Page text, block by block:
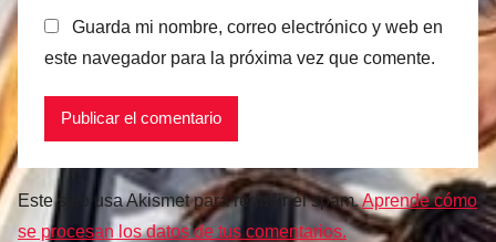
Guarda mi nombre, correo electrónico y web en
este navegador para la próxima vez que comente.
Este sitio usa Akismet para reducir el spam.Aprende cómo
se procesan los datos de tus comentarios.